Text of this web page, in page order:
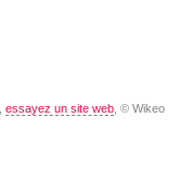
essayez un site web , © Wikeo